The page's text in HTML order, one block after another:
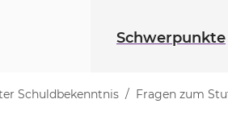
Schwerpunkte
Schuldbekenntnis Fragen zum